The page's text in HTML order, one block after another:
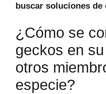
buscar soluciones de
¿Cómo se
geckos en
otros
especie?